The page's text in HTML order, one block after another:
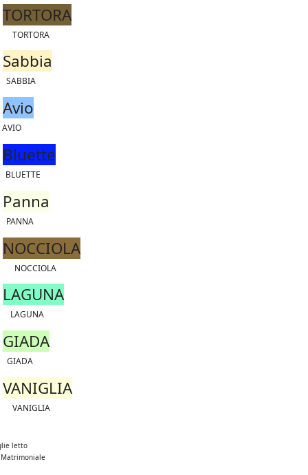
TORTORA
TORTORA
Sabbia
SABBIA
Avio
AVIO
Bluette
BLUETTE
Panna
PANNA
NOCCIOLA
NOCCIOLA
LAGUNA
LAGUNA
GIADA
GIADA
VANIGLIA
VANIGLIA
letto
Matrimoniale